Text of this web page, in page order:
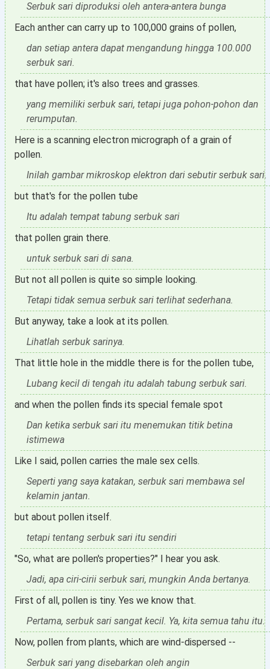
Serbuk sari diproduksi oleh antera-antera bunga
Each anther can carry up to 100,000 grains of pollen,
dan setiap antera dapat mengandung hingga 100.000
serbuk sari.
that have pollen; it's also trees and grasses.
yang memiliki serbuk sari, tetapi juga pohon-pohon dan
rerumputan.
Here is a scanning electron micrograph of a grain of
pollen.
Inilah gambar mikroskop elektron dari sebutir serbuk sari.
but that's for the pollen tube
Itu adalah tempat tabung serbuk sari
that pollen grain there.
untuk serbuk sari di sana.
But not all pollen is quite so simple looking.
Tetapi tidak semua serbuk sari terlihat sederhana.
But anyway, take a look at its pollen.
Lihatlah serbuk sarinya.
That little hole in the middle there is for the pollen tube,
Lubang kecil di tengah itu adalah tabung serbuk sari.
and when the pollen finds its special female spot
Dan ketika serbuk sari itu menemukan titik betina
istimewa
Like I said, pollen carries the male sex cells.
Seperti yang saya katakan, serbuk sari membawa sel
kelamin jantan.
but about pollen itself.
tetapi tentang serbuk sari itu sendiri
"So, what are pollen's properties?" I hear you ask.
Jadi, apa ciri-cirii serbuk sari, mungkin Anda bertanya.
First of all, pollen is tiny. Yes we know that.
Pertama, serbuk sari sangat kecil. Ya, kita semua tahu itu.
Now, pollen from plants, which are wind-dispersed --
Serbuk sari yang disebarkan oleh angin